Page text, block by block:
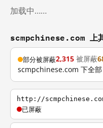
加载中……
scmpchinese.com 上
部分被屏蔽2,315 被屏蔽
scmpchinese.com 下全
http://
已屏蔽